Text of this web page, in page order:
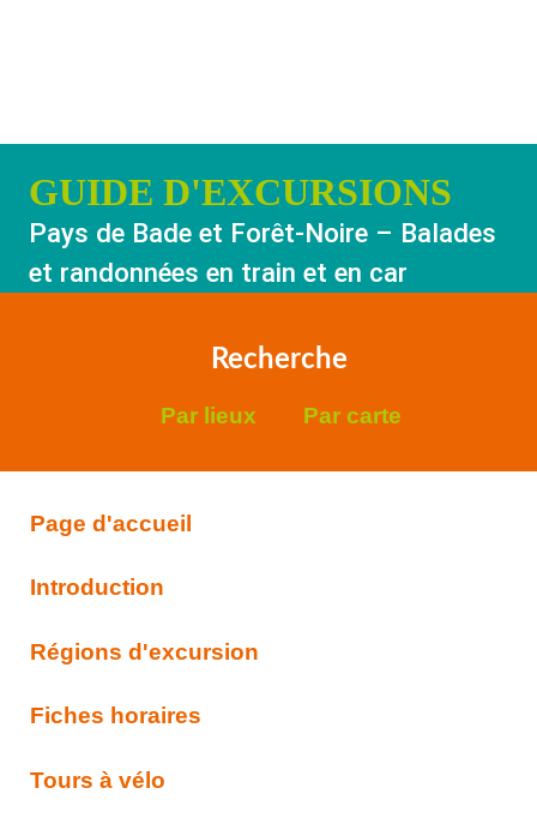
GUIDE D'EXCURSIONS
Pays de Bade et Forêt-Noire – Balades
et randonnées en train et en car
Recherche
Par lieux Par carte
Page d'accueil
Introduction
Régions d'excursion
Fiches horaires
Tours à vélo